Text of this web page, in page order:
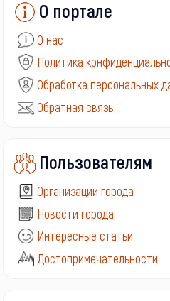
О портале
О нас
Политика
Обработка персональных
Обратная связь
Пользователям
Организации города
Новости города
Интересные статьи
Достопримечательности